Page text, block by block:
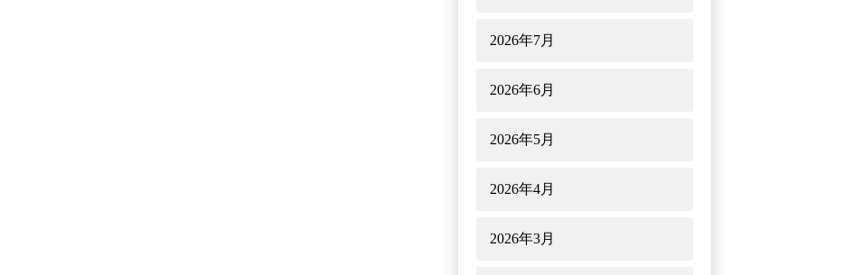
2026年7月
2026年6月
2026年5月
2026年4月
2026年3月